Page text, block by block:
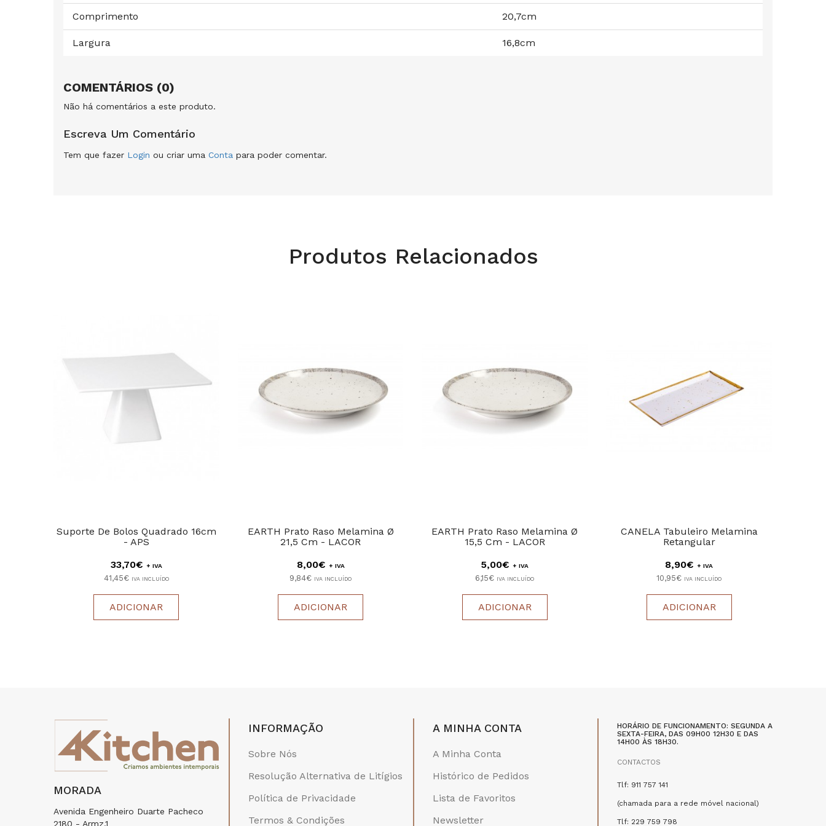
Comprimento 20,7cm
Largura 16,8cm
COMENTÁRIOS (0)
Não há comentários a este produto.
Escreva Um Comentário
Tem que fazer Login ou criar uma Conta para poder comentar.
Produtos Relacionados
Suporte De Bolos Quadrado 16cm
- APS
33,70€ + IVA
41,45€ IVA INCLUÍDO
ADICIONAR
EARTH Prato Raso Melamina Ø
21,5 Cm - LACOR
8,00€ + IVA
9,84€ IVA INCLUÍDO
ADICIONAR
EARTH Prato Raso Melamina Ø
15,5 Cm - LACOR
5,00€+ IVA
6,15€ IVA INCLUÍDO
ADICIONAR
CANELA Tabuleiro Melamina
Retangular
8,90€+ IVA
10,95€ IVA INCLUÍDO
ADICIONAR
MORADA
Avenida Engenheiro Duarte Pacheco
2180 - Armz.1
INFORMAÇÃO
Sobre Nós
Resolução Alternativa de Litígios
Política de Privacidade
Termos & Condições
A MINHA CONTA
A Minha Conta
Histórico de Pedidos
Lista de Favoritos
Newsletter
HORÁRIO DE FUNCIONAMENTO: SEGUNDA A
SEXTA-FEIRA, DAS 09H00 12H30 E DAS
14H00 ÀS 18H30.
CONTACTOS
Tlf: 911 757 141
(chamada para a rede móvel nacional)
Tlf: 229 759 798